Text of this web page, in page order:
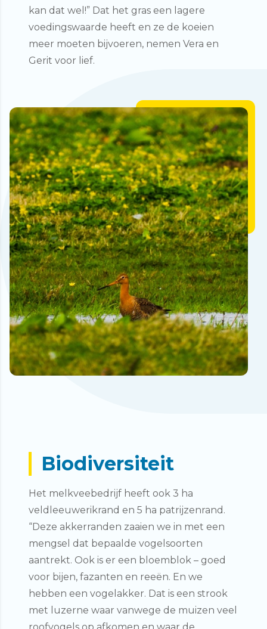
kan dat wel!” Dat het gras een lagere
voedingswaarde heeft en ze de koeien
meer moeten bijvoeren, nemen Vera en
Gerit voor lief.
Biodiversiteit
Het melkveebedrijf heeft ook 3 ha
veldleeuwerikrand en 5 ha patrijzenrand.
“Deze akkerranden zaaien we in met een
mengsel dat bepaalde vogelsoorten
aantrekt. Ook is er een bloemblok – goed
voor bijen, fazanten en reeën. En we
hebben een vogelakker. Dat is een strook
met luzerne waar vanwege de muizen veel